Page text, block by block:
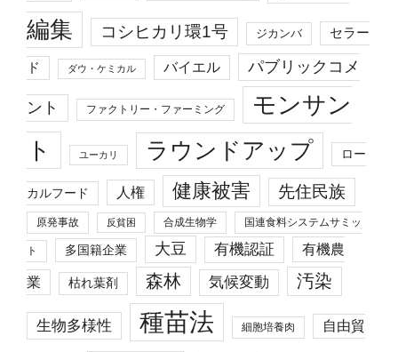
編集
コシヒカリ環1号 ジカンバ セラー
ド ダウ・ケミカル バイエル パブリックコメ
ント ファクトリー・ファーミング
モンサン
ト
ユーカリ ラウンドアップ ロー
カルフード 人権 健康被害 先住民族
原発事故 反貧困 合成生物学 国連食料システムサミッ
ト 多国籍企業 大豆 有機認証 有機農
業 枯れ葉剤 森林 気候変動 汚染
生物多様性 種苗法 細胞培養肉 自由貿